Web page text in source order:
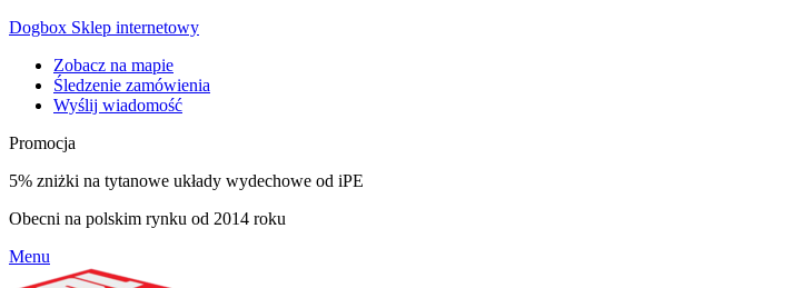
Dogbox Sklep internetowy
Zobacz na mapie
Śledzenie zamówienia
Wyślij wiadomość
Promocja
5% zniżki na tytanowe układy wydechowe od iPE
Obecni na polskim rynku od 2014 roku
Menu